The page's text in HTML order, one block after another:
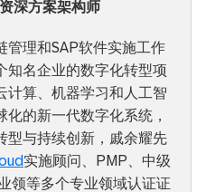
深方案架构师
管理和SAP软件实施工作
知名企业的数字化转型项
计算、机器学习和人工智
的新一代数字化系统，
型与持续创新，戚余耀先
实施顾问、PMP、中级
领等多个专业领域认证证